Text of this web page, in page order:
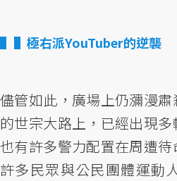
▌極右派YouTuber的逆襲
儘管如此，廣場上仍瀰漫
的世宗大路上，已經出現多
也有許多警力配置在周遭待
許多民眾與公民團體運動